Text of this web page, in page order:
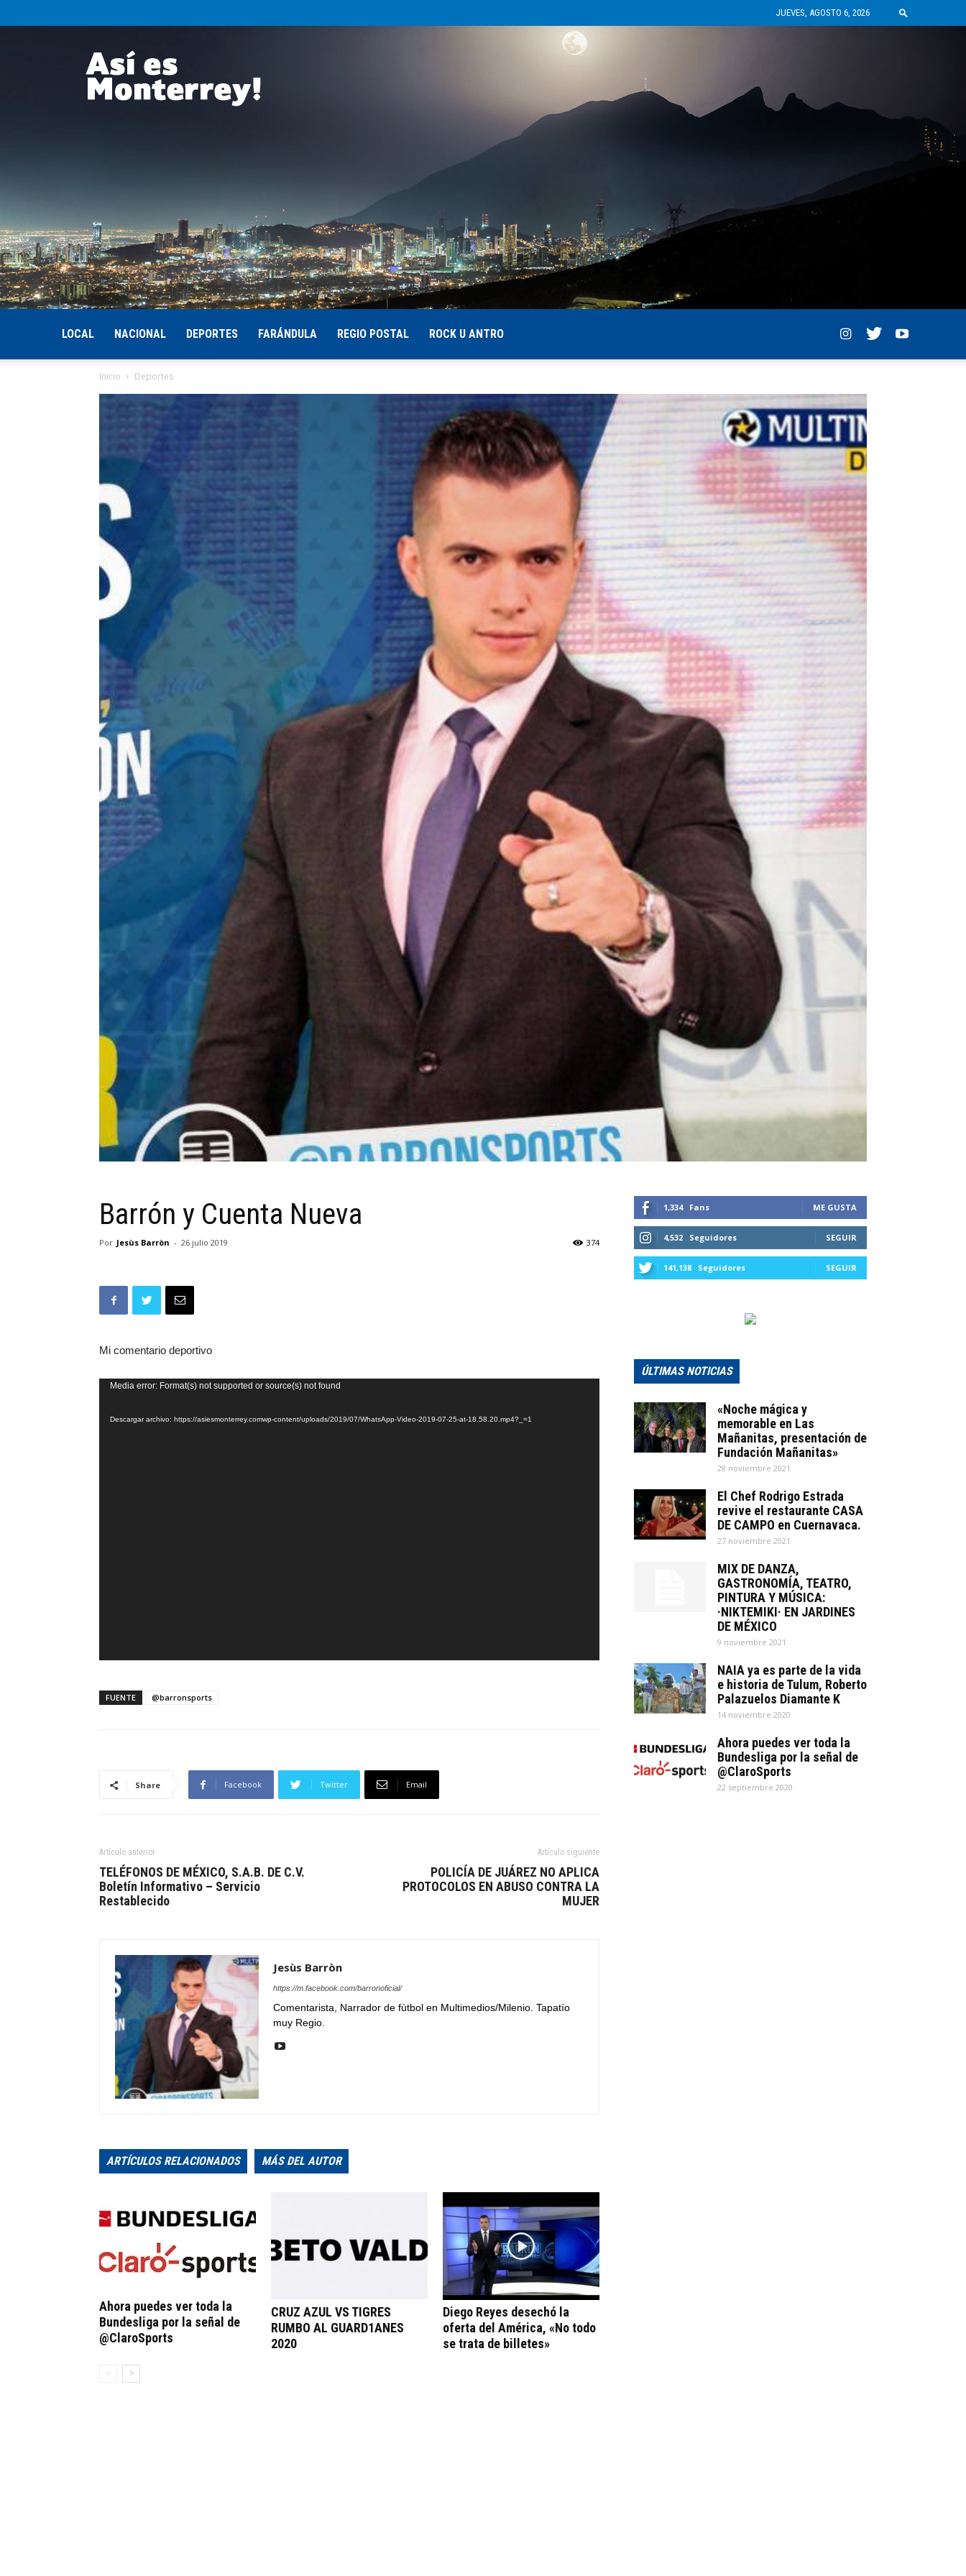
JUEVES, AGOSTO 6, 2026
es
Monterrey
LOCAL NACIONAL DEPORTES FARÁNDULA REGIO POSTAL ROCK U ANTRO
Inicio Deportes
Barrón y Cuenta Nueva
Por Jesùs Barròn - 26 julio 2019 374
Mi comentario deportivo
Reproductor
vídeo
Media error: Format(s) not supported or source(s) not found
Descargar archivo: https://asiesmonterrey.comwp-content/uploads/2019/07/WhatsApp-Video-2019-07-25-at-18.58.20.mp4?_=1
FUENTE @barronsports
Share Facebook Twitter Email
Artículo anterior
TELÉFONOS DE MÉXICO, S.A.B. DE C.V.
Boletín Informativo – Servicio
Restablecido
Artículo siguiente
POLICÍA DE JUÁREZ NO APLICA
PROTOCOLOS EN ABUSO CONTRA LA
MUJER
Jesùs Barròn
https://m.facebook.com/barronoficial/
Comentarista, Narrador de fùtbol en Multimedios/Milenio. Tapatío
muy Regio.
ARTÍCULOS RELACIONADOS MÁS DEL AUTOR
Ahora puedes ver toda la
Bundesliga por la señal de
@ClaroSports
CRUZ AZUL VS TIGRES
RUMBO AL GUARD1ANES
2020
Diego Reyes desechó la
oferta del América, «No todo
se trata de billetes»
1,334 Fans ME GUSTA
4,532 Seguidores SEGUIR
141,138 Seguidores SEGUIR
ÚLTIMAS NOTICIAS
«Noche mágica y
memorable en Las
Mañanitas, presentación de
Fundación Mañanitas»
28 noviembre 2021
El Chef Rodrigo Estrada
revive el restaurante CASA
DE CAMPO en Cuernavaca.
27 noviembre 2021
MIX DE DANZA,
GASTRONOMÍA, TEATRO,
PINTURA Y MÚSICA:
·NIKTEMIKI· EN JARDINES
DE MÉXICO
9 noviembre 2021
NAIA ya es parte de la vida
e historia de Tulum, Roberto
Palazuelos Diamante K
14 noviembre 2020
Ahora puedes ver toda la
Bundesliga por la señal de
@ClaroSports
22 septiembre 2020